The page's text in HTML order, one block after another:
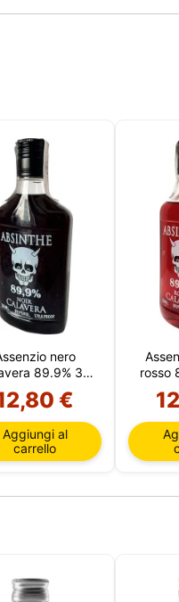
nero
89.9% 35
CL
€
Aggiungi al
carrello
rosso